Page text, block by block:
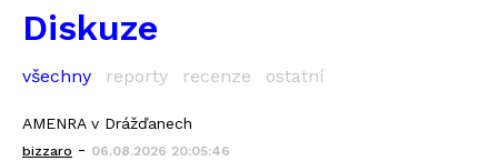
Diskuze
všechny reporty recenze ostatní
AMENRA v Drážďanech
bizzaro - 06.08.2026 20:05:46